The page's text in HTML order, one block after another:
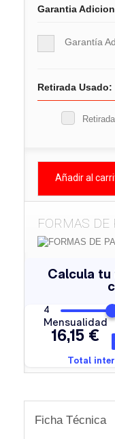
Garantia
Garantía
Retirada Usado:
Añadir al
FORMAS DE
Ficha Técnica